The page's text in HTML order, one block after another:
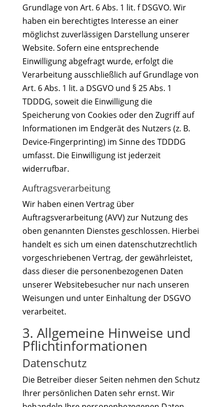
Grundlage von Art. 6 Abs. 1 lit. f DSGVO. Wir
haben ein berechtigtes Interesse an einer
möglichst zuverlässigen Darstellung unserer
Website. Sofern eine entsprechende
Einwilligung abgefragt wurde, erfolgt die
Verarbeitung ausschließlich auf Grundlage von
Art. 6 Abs. 1 lit. a DSGVO und § 25 Abs. 1
TDDDG, soweit die Einwilligung die
Speicherung von Cookies oder den Zugriff auf
Informationen im Endgerät des Nutzers (z. B.
Device-Fingerprinting) im Sinne des TDDDG
umfasst. Die Einwilligung ist jederzeit
widerrufbar.
Auftragsverarbeitung
Wir haben einen Vertrag über
Auftragsverarbeitung (AVV) zur Nutzung des
oben genannten Dienstes geschlossen. Hierbei
handelt es sich um einen datenschutzrechtlich
vorgeschriebenen Vertrag, der gewährleistet,
dass dieser die personenbezogenen Daten
unserer Websitebesucher nur nach unseren
Weisungen und unter Einhaltung der DSGVO
verarbeitet.
3. Allgemeine Hinweise und
Pflicht­informationen
Datenschutz
Die Betreiber dieser Seiten nehmen den Schutz
Ihrer persönlichen Daten sehr ernst. Wir